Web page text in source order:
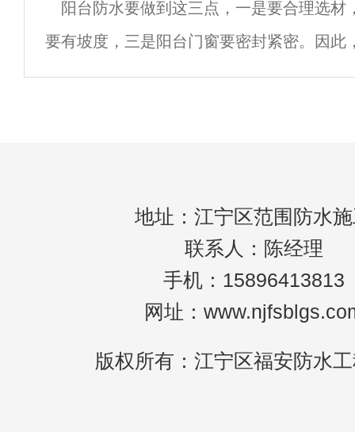
作。下面，我们就为大家介绍一下关于在进
阳台防水要做到这三点，一是要合理选材
要有坡度，三是阳台门窗要密封紧密。因此
方面具体说明：1.合理选材。江宁区阳台防
地址：江宁区范围防水
联系人：陈经理
手机：15896413813
网址：
版权所有：江宁区福安防水